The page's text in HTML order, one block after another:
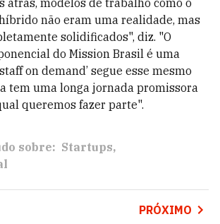
atrás, modelos de trabalho como o
não eram uma realidade, mas
solidificados", diz. "O
do Mission Brasil é uma
on demand’ segue esse mesmo
tem uma longa jornada promissora
queremos fazer parte".
sobre: Startups
PRÓXIMO